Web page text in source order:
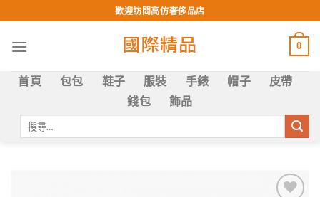
to
content
歡迎訪問高仿奢侈品店
0
首頁 包包 鞋子 服裝 手錶 帽子
皮帶
錢包
飾品